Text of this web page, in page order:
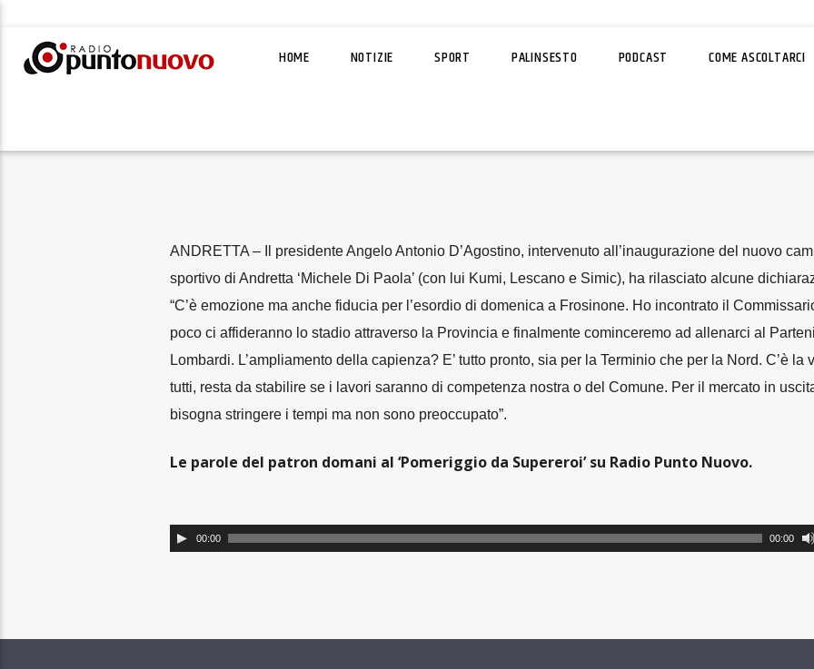
HOME NOTIZIE SPORT PALINSESTO PODCAST COME ASCOLTARCI
ANDRETTA – Il presidente Angelo Antonio D’Agostino, intervenuto all’inaugurazione del nuovo
sportivo di Andretta ‘Michele Di Paola’ (con lui Kumi, Lescano e Simic), ha rilasciato alcune
“C’è emozione ma anche fiducia per l’esordio di domenica a Frosinone. Ho incontrato il
poco ci affideranno lo stadio attraverso la Provincia e finalmente cominceremo ad allenarci al
Lombardi. L’ampliamento della capienza? E’ tutto pronto, sia per la Terminio che per la Nord. C’è la
tutti, resta da stabilire se i lavori saranno di competenza nostra o del Comune. Per il mercato in
bisogna stringere i tempi ma non sono preoccupato”.
Le parole del patron domani al ‘Pomeriggio da Supereroi’ su Radio Punto Nuovo.
Audio00:00 00:00